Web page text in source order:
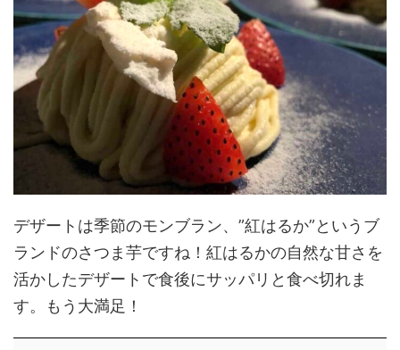
デザートは季節のモンブラン、”紅はるか”というブ
ランドのさつま芋ですね！紅はるかの自然な甘さを
活かしたデザートで食後にサッパリと食べ切れま
す。もう大満足！